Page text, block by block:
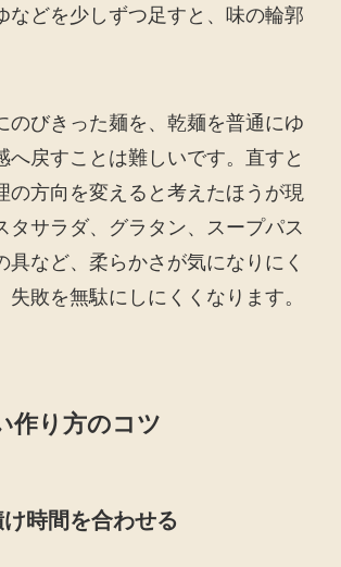
などを少しずつ足すと、味の輪郭
のびきった麺を、乾麺を普通にゆ
へ戻すことは難しいです。直すと
の方向を変えると考えたほうが現
タサラダ、グラタン、スープパス
具など、柔らかさが気になりにく
失敗を無駄にしにくくなります。
作り方のコツ
時間を合わせる